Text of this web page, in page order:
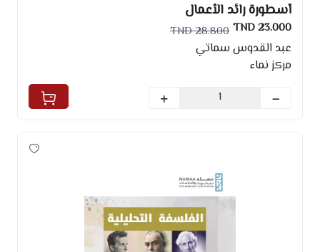
أسطورة رائد الأعمال
23.000 TND
28.800 TND
عبد القدوس سماتي
مركز نماء